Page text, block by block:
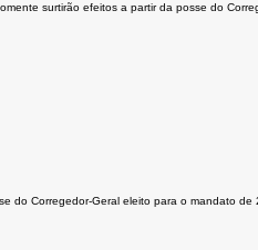
surtirão efeitos a partir da posse do
do Corregedor-Geral eleito para o mandato de